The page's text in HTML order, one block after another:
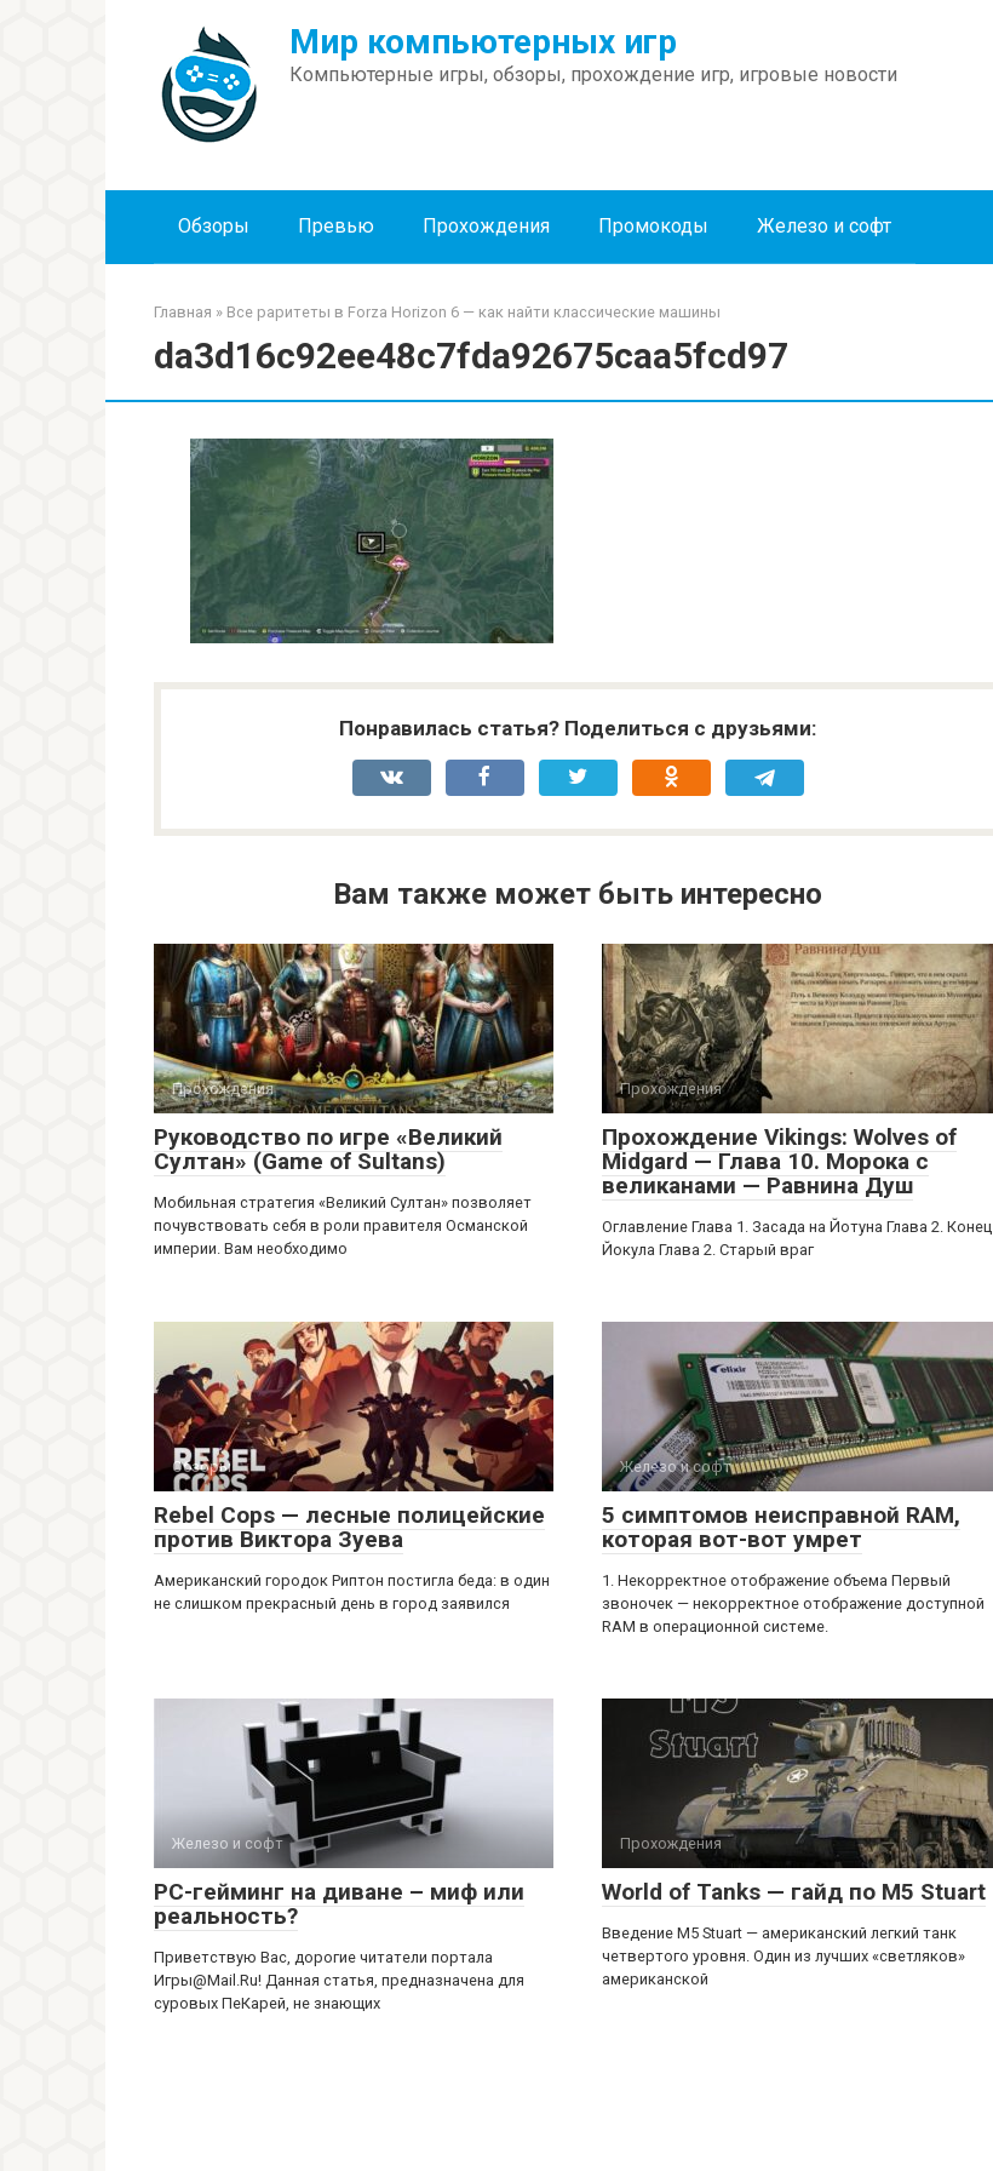
Мир компьютерных игр
Компьютерные игры, обзоры, прохождение игр, игровые новости
Обзоры Превью Прохождения Промокоды Железо и софт
Главная » Все раритеты в Forza Horizon 6 — как найти классические машины
da3d16c92ee48c7fda92675caa5fcd97
Понравилась статья? Поделиться с друзьями:
Вам также может быть интересно
Прохождения
Руководство по игре «Великий
Султан» (Game of Sultans)
Мобильная стратегия «Великий Султан» позволяет
почувствовать себя в роли правителя Османской
империи. Вам необходимо
Прохождения
Прохождение Vikings: Wolves of
Midgard — Глава 10. Морока с
великанами — Равнина Душ
Оглавление Глава 1. Засада на Йотуна Глава 2. Конец
Йокула Глава 2. Старый враг
Обзоры
Rebel Cops — лесные полицейские
против Виктора Зуева
Американский городок Риптон постигла беда: в один
не слишком прекрасный день в город заявился
Железо и софт
5 симптомов неисправной RAM,
которая вот-вот умрет
1. Некорректное отображение объема Первый
звоночек — некорректное отображение доступной
RAM в операционной системе.
Железо и софт
РС-гейминг на диване – миф или
реальность?
Приветствую Вас, дорогие читатели портала
Игры@Mail.Ru! Данная статья, предназначена для
суровых ПеКарей, не знающих
Прохождения
World of Tanks — гайд по М5 Stuart
Введение М5 Stuart — американский легкий танк
четвертого уровня. Один из лучших «светляков»
американской